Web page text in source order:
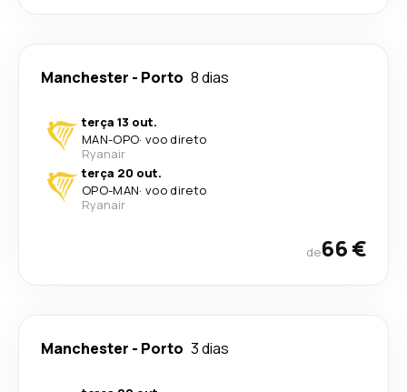
Manchester - Porto 8 dias
terça 13 out.
MAN-OPO· voo direto
Ryanair
terça 20 out.
OPO-MAN· voo direto
Ryanair
de66 €
Manchester - Porto 3 dias